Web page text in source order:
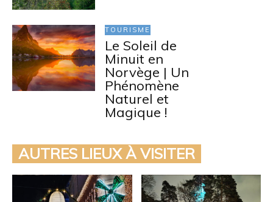
TOURISME
Le Soleil de
Minuit en
Norvège | Un
Phénomène
Naturel et
Magique !
AUTRES LIEUX À VISITER